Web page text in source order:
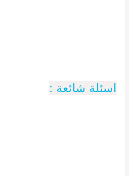
اسئلة شائعة :